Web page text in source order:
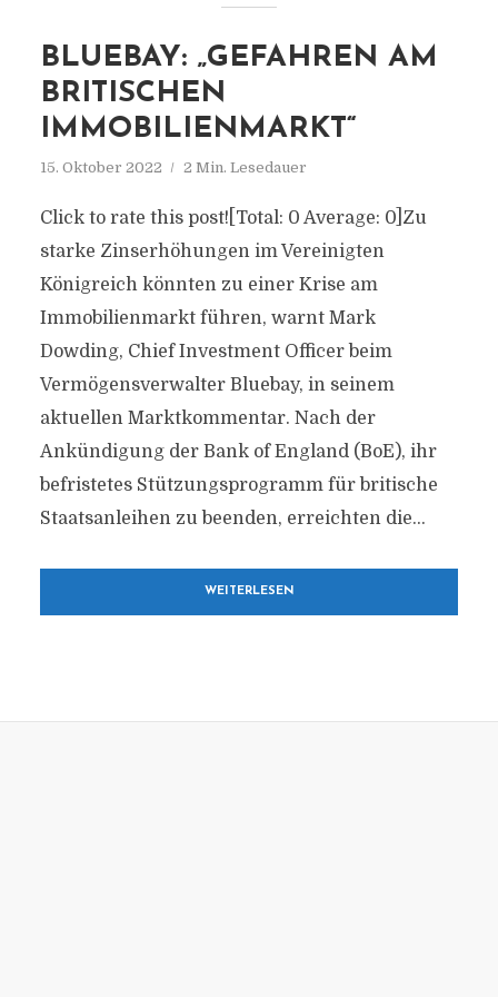
BLUEBAY: „GEFAHREN AM
BRITISCHEN
IMMOBILIENMARKT“
15. Oktober 2022 2 Min. Lesedauer
Click to rate this post![Total: 0 Average: 0]Zu
starke Zinserhöhungen im Vereinigten
Königreich könnten zu einer Krise am
Immobilienmarkt führen, warnt Mark
Dowding, Chief Investment Officer beim
Vermögensverwalter Bluebay, in seinem
aktuellen Marktkommentar. Nach der
Ankündigung der Bank of England (BoE), ihr
befristetes Stützungsprogramm für britische
Staatsanleihen zu beenden, erreichten die...
WEITERLESEN